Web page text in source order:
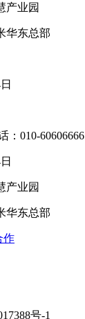
产业园
华东总部
：010-60606666
产业园
华东总部
作
号-1